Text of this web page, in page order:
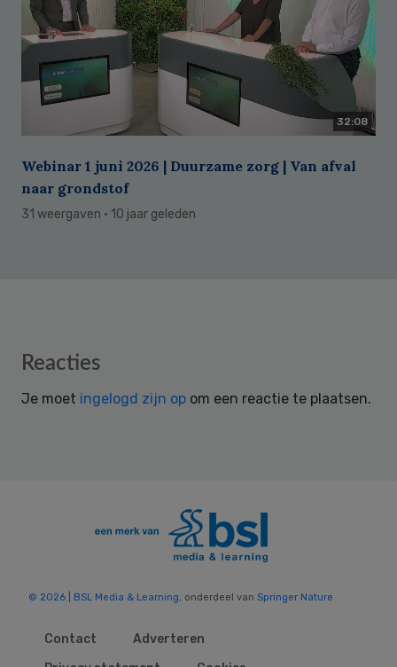
32:08
Webinar 1 juni 2026 | Duurzame zorg | Van afval
naar grondstof
31 weergaven · 10 jaar geleden
Reader
Reacties
Je moet ingelogd zijn op om een reactie te plaatsen.
© 2026 | BSL Media & Learning, onderdeel van Springer Nature
Contact
Adverteren